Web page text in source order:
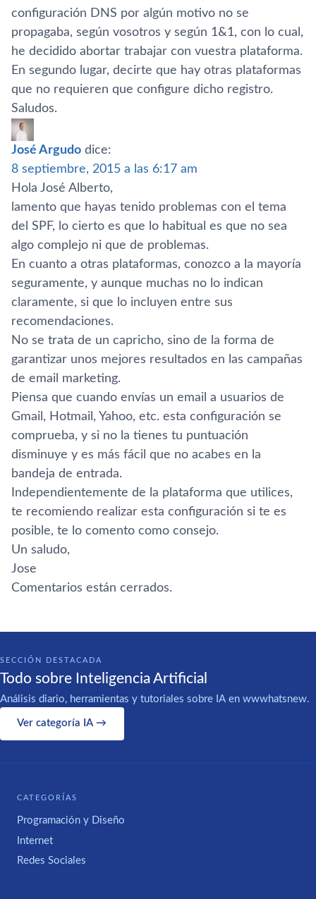
configuración DNS por algún motivo no se
propagaba, según vosotros y según 1&1, con lo cual,
he decidido abortar trabajar con vuestra plataforma.
En segundo lugar, decirte que hay otras plataformas
que no requieren que configure dicho registro.
Saludos.
José Argudo dice:
8 septiembre, 2015 a las 6:17 am
Hola José Alberto,
lamento que hayas tenido problemas con el tema
del SPF, lo cierto es que lo habitual es que no sea
algo complejo ni que de problemas.
En cuanto a otras plataformas, conozco a la mayorí­a
seguramente, y aunque muchas no lo indican
claramente, si que lo incluyen entre sus
recomendaciones.
No se trata de un capricho, sino de la forma de
garantizar unos mejores resultados en las campañas
de email marketing.
Piensa que cuando enví­as un email a usuarios de
Gmail, Hotmail, Yahoo, etc. esta configuración se
comprueba, y si no la tienes tu puntuación
disminuye y es más fácil que no acabes en la
bandeja de entrada.
Independientemente de la plataforma que utilices,
te recomiendo realizar esta configuración si te es
posible, te lo comento como consejo.
Un saludo,
Jose
Comentarios están cerrados.
SECCIÓN DESTACADA
Todo sobre Inteligencia Artificial
Análisis diario, herramientas y tutoriales sobre IA en wwwhatsnew.
Ver categoría IA →
CATEGORÍAS
Programación y Diseño
Internet
Redes Sociales